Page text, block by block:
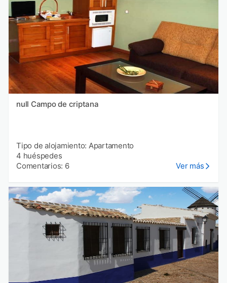
null Campo de criptana
Tipo de alojamiento: Apartamento
4 huéspedes
Comentarios: 6
Ver más